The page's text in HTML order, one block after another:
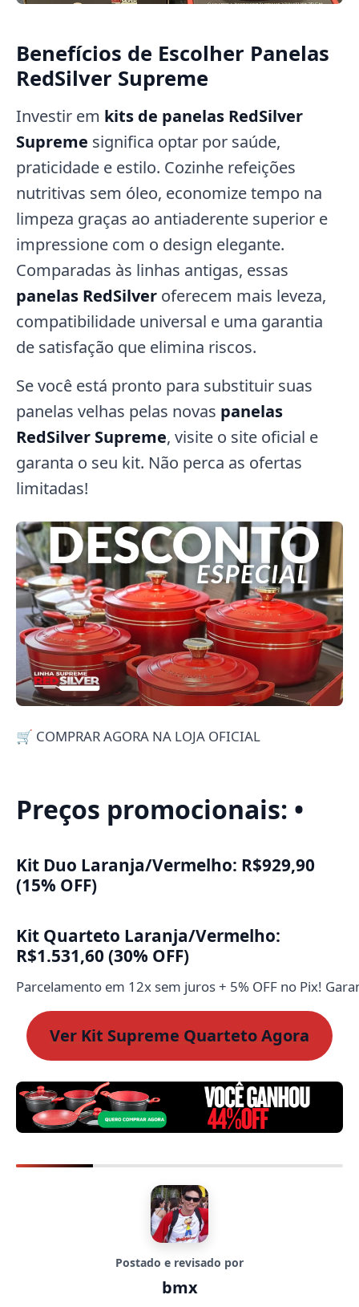
Benefícios de Escolher Panelas
RedSilver Supreme
Investir em kits de panelas RedSilver
Supreme significa optar por saúde,
praticidade e estilo. Cozinhe refeições
nutritivas sem óleo, economize tempo na
limpeza graças ao antiaderente superior e
impressione com o design elegante.
Comparadas às linhas antigas, essas
panelas RedSilver oferecem mais leveza,
compatibilidade universal e uma garantia
de satisfação que elimina riscos.
Se você está pronto para substituir suas
panelas velhas pelas novas panelas
RedSilver Supreme, visite o site oficial e
garanta o seu kit. Não perca as ofertas
limitadas!
🛒 COMPRAR AGORA NA LOJA OFICIAL
Preços promocionais: •
Kit Duo Laranja/Vermelho: R$929,90
(15% OFF)
Kit Quarteto Laranja/Vermelho:
R$1.531,60 (30% OFF)
Parcelamento em 12x sem juros + 5% OFF no Pix!
Ver Kit Supreme Quarteto Agora
Postado e revisado por
bmx